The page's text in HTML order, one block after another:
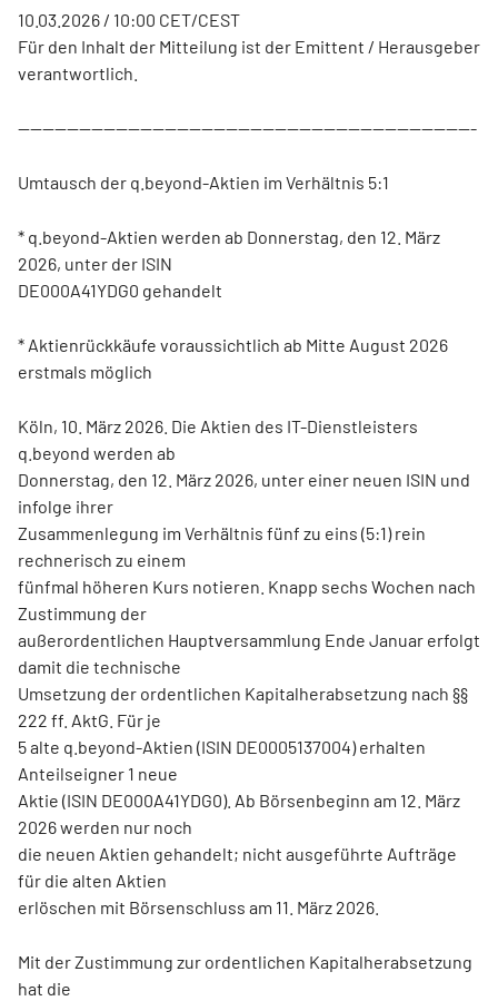
10.03.2026 / 10:00 CET/CEST
Für den Inhalt der Mitteilung ist der Emittent / Herausgeber
verantwortlich.
---------------------------------------------------------------------------
Umtausch der q.beyond-Aktien im Verhältnis 5:1
* q.beyond-Aktien werden ab Donnerstag, den 12. März
2026, unter der ISIN
DE000A41YDG0 gehandelt
* Aktienrückkäufe voraussichtlich ab Mitte August 2026
erstmals möglich
Köln, 10. März 2026. Die Aktien des IT-Dienstleisters
q.beyond werden ab
Donnerstag, den 12. März 2026, unter einer neuen ISIN und
infolge ihrer
Zusammenlegung im Verhältnis fünf zu eins (5:1) rein
rechnerisch zu einem
fünfmal höheren Kurs notieren. Knapp sechs Wochen nach
Zustimmung der
außerordentlichen Hauptversammlung Ende Januar erfolgt
damit die technische
Umsetzung der ordentlichen Kapitalherabsetzung nach §§
222 ff. AktG. Für je
5 alte q.beyond-Aktien (ISIN DE0005137004) erhalten
Anteilseigner 1 neue
Aktie (ISIN DE000A41YDG0). Ab Börsenbeginn am 12. März
2026 werden nur noch
die neuen Aktien gehandelt; nicht ausgeführte Aufträge
für die alten Aktien
erlöschen mit Börsenschluss am 11. März 2026.
Mit der Zustimmung zur ordentlichen Kapitalherabsetzung
hat die